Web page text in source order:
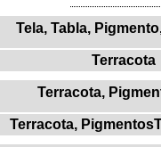
Tela, Tabla,
Terracota
Terracota,
Terracota,